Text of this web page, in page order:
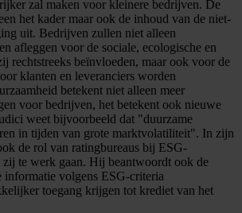
zal maken voor kleinere bedrijven. De
het kader maar ook de inhoud van de niet-
uit. Bedrijven zullen niet alleen
afleggen voor de sociale, ecologische en
rechtstreeks beïnvloeden, maar ook voor de
klanten en leveranciers worden
betekent niet alleen meer
voor bedrijven, het betekent ook nieuwe
weet bijvoorbeeld dat "duurzame
in tijden van grote marktvolatiliteit". In zijn
de rol van ratingbureaus bij ESG-
zij te werk gaan. Hij beantwoordt ook de
volgens ESG-criteria
toegang krijgen tot krediet van het